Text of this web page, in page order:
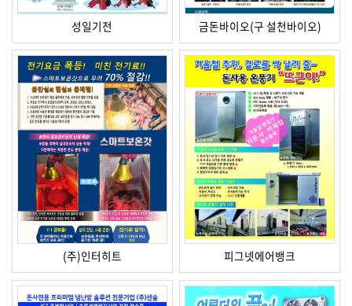
성일기전 금돈바이오(구 설천바이오)
(주)인터히트 피그넷에어뱅크